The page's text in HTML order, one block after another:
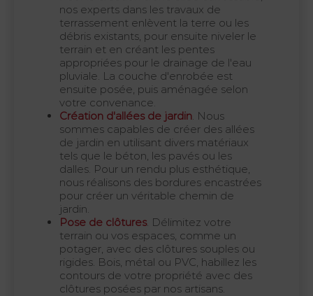
nos experts dans les travaux de
terrassement enlèvent la terre ou les
débris existants, pour ensuite niveler le
terrain et en créant les pentes
appropriées pour le drainage de l'eau
pluviale. La couche d'enrobée est
ensuite posée, puis aménagée selon
votre convenance.
Création d'allées de jardin. Nous
sommes capables de créer des allées
de jardin en utilisant divers matériaux
tels que le béton, les pavés ou les
dalles. Pour un rendu plus esthétique,
nous réalisons des bordures encastrées
pour créer un véritable chemin de
jardin.
Pose de clôtures. Délimitez votre
terrain ou vos espaces, comme un
potager, avec des clôtures souples ou
rigides. Bois, métal ou PVC, habillez les
contours de votre propriété avec des
clôtures posées par nos artisans.